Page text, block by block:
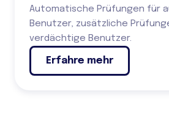
Automatische Prüfungen für
Benutzer, zusätzliche
verdächtige Benutzer.
Erfahre mehr